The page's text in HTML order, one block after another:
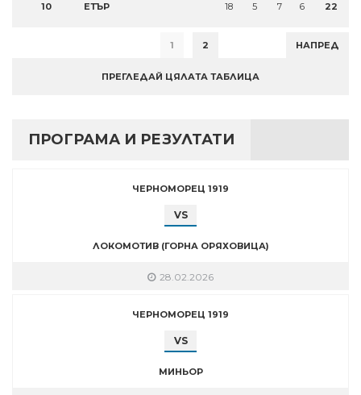
10 ЕТЪР 18 5 7 6 22
1 2 НАПРЕД
ПРЕГЛЕДАЙ ЦЯЛАТА ТАБЛИЦА
ПРОГРАМА И РЕЗУЛТАТИ
ЧЕРНОМОРЕЦ 1919
VS
ЛОКОМОТИВ (ГОРНА ОРЯХОВИЦА)
28.02.2026
ЧЕРНОМОРЕЦ 1919
VS
МИНЬОР